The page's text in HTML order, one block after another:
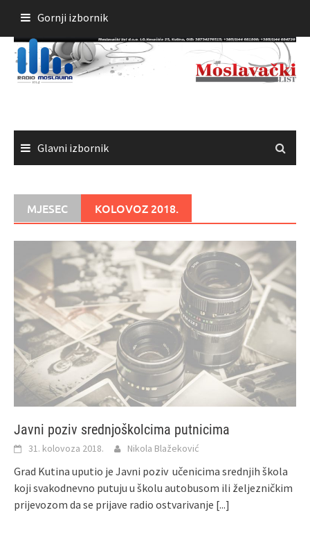
sadržaja
Gornji izbornik
Glavni izbornik
MJESEC KOLOVOZ 2018.
Javni poziv srednjoškolcima putnicima
31. kolovoza 2018. Nikola Blažeković
Grad Kutina uputio je Javni poziv učenicima srednjih škola
koji svakodnevno putuju u školu autobusom ili željezničkim
prijevozom da se prijave radio ostvarivanje [...]